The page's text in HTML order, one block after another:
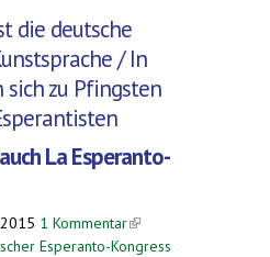
die deutsche
/ In
zu Pfingsten
La Esperanto-
1 Kommentar(link is
external)
Esperanto-Kongress